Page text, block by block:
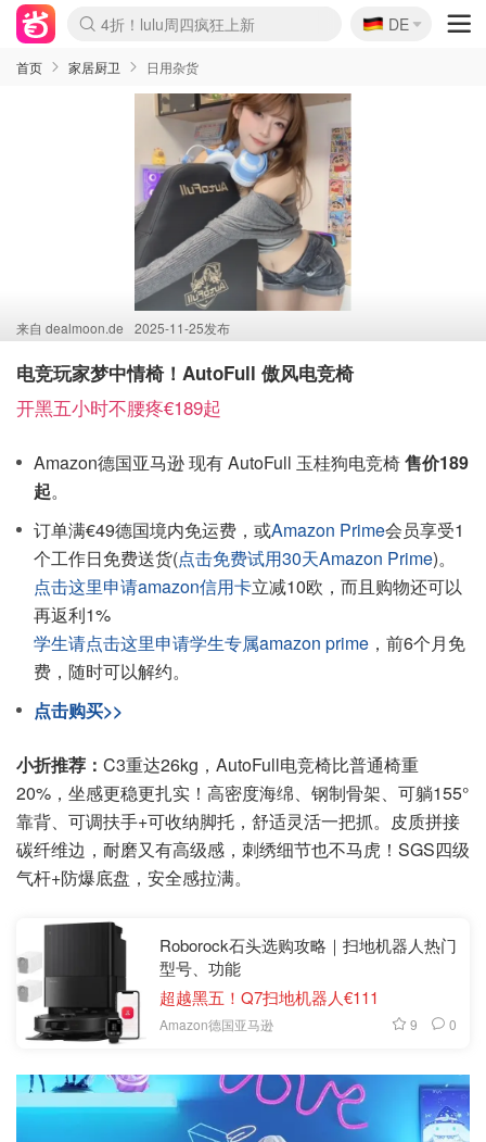
Boticinal 夏促开抢！
4折！lulu周四疯狂上新
还没结束！&OtherStories大促
Joybuy变相75折 随时失效
速领！Stanley独家85折
疑似霸哥！Camper额外叠85折
Zalando 奥莱闪促！每日更新
Moncler反季囤！5折起+叠9折
Coach Brooklyn仅€192
🇩🇪
DE
首页 家居厨卫 日用杂货
来自 dealmoon.de 2025-11-25发布
电竞玩家梦中情椅！AutoFull 傲风电竞椅
开黑五小时不腰疼€189起
Amazon德国亚马逊 现有 AutoFull 玉桂狗电竞椅售价189
起。
订单满€49德国境内免运费，或Amazon Prime会员享受1
个工作日免费送货(点击免费试用30天Amazon Prime)。
点击这里申请amazon信用卡立减10欧，而且购物还可以
再返利1%
学生请点击这里申请学生专属amazon prime ，前6个月免
费，随时可以解约。
点击购买>>
小折推荐： C3重达26kg，AutoFull电竞椅比普通椅重
20%，坐感更稳更扎实！高密度海绵、钢制骨架、可躺155°
靠背、可调扶手+可收纳脚托，舒适灵活一把抓。皮质拼接
碳纤维边，耐磨又有高级感，刺绣细节也不马虎！SGS四级
气杆+防爆底盘，安全感拉满。
Roborock石头选购攻略｜扫地机器人热门
型号、功能
超越黑五！Q7扫地机器人€111
Amazon德国亚马逊 9 0